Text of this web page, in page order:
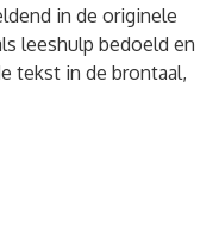
in de originele
leeshulp bedoeld en
tekst in de brontaal,